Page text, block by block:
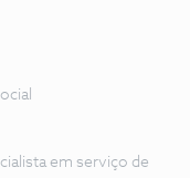
em serviço de